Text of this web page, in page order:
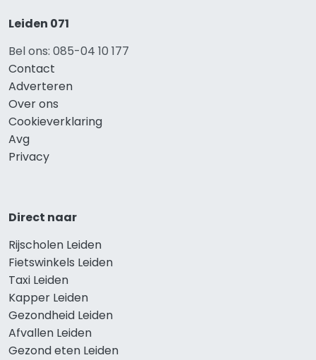
Leiden 071
Bel ons: 085-04 10 177
Contact
Adverteren
Over ons
Cookieverklaring
Avg
Privacy
Direct naar
Rijscholen Leiden
Fietswinkels Leiden
Taxi Leiden
Kapper Leiden
Gezondheid Leiden
Afvallen Leiden
Gezond eten Leiden